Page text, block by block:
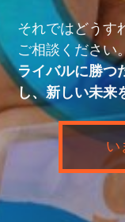
それではどうす
ご相談ください
ライバルに勝つ
し、新しい未来
い